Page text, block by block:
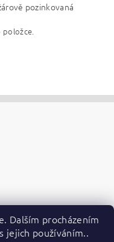
pozinkovaná
položce.
Dalším procházením
jejich používáním..